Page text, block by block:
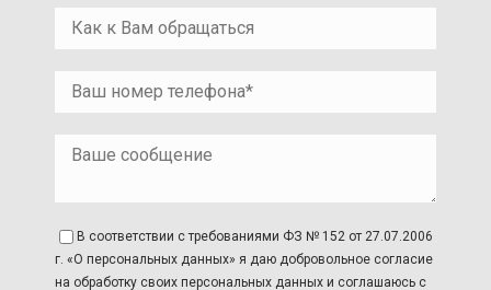
В соответствии с требованиями ФЗ № 152 от 27.07.2006
г. «О персональных данных» я даю добровольное согласие
на обработку своих персональных данных и соглашаюсь с